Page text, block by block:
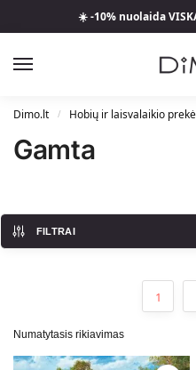
☀️ -10% nuolaida
Dimo.lt / Hobių ir laisvalaikio
Gamta
FILTRAI
1